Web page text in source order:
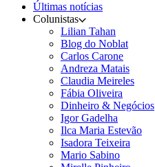
Últimas notícias
Colunistas
Lilian Tahan
Blog do Noblat
Carlos Carone
Andreza Matais
Claudia Meireles
Fábia Oliveira
Dinheiro & Negócios
Igor Gadelha
Ilca Maria Estevão
Isadora Teixeira
Mario Sabino